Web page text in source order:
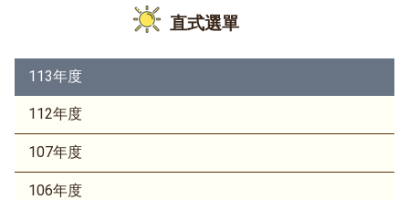
直式選單
113年度
112年度
107年度
106年度